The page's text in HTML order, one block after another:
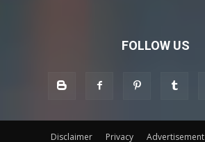
FOLLOW US
Disclaimer Privacy Advertisement